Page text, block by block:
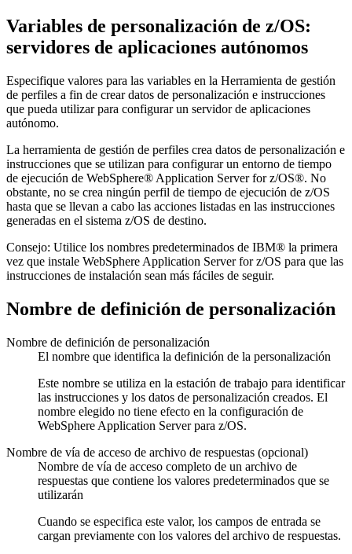
Variables de personalización de z/OS:
servidores de aplicaciones autónomos
Especifique valores para las variables en la Herramienta de gestión
de perfiles a fin de crear datos de personalización e instrucciones
que pueda utilizar para configurar un servidor de aplicaciones
autónomo.
La herramienta de gestión de perfiles crea datos de personalización e
instrucciones que se utilizan para configurar un entorno de tiempo
de ejecución de WebSphere® Application Server for z/OS®. No
obstante, no se crea ningún perfil de tiempo de ejecución de z/OS
hasta que se llevan a cabo las acciones listadas en las instrucciones
generadas en el sistema z/OS de destino.
Consejo: Utilice los nombres predeterminados de IBM® la primera
vez que instale WebSphere Application Server for z/OS para que las
instrucciones de instalación sean más fáciles de seguir.
Nombre de definición de personalización
Nombre de definición de personalización
El nombre que identifica la definición de la personalización
Este nombre se utiliza en la estación de trabajo para identificar
las instrucciones y los datos de personalización creados. El
nombre elegido no tiene efecto en la configuración de
WebSphere Application Server para z/OS.
Nombre de vía de acceso de archivo de respuestas (opcional)
Nombre de vía de acceso completo de un archivo de
respuestas que contiene los valores predeterminados que se
utilizarán
Cuando se especifica este valor, los campos de entrada se
cargan previamente con los valores del archivo de respuestas.